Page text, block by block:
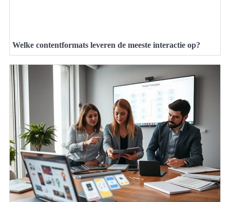
Welke contentformats leveren de meeste interactie op?